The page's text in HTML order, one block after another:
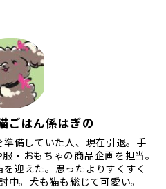
ごはん係はぎの
備していた人、現在引退。手
・おもちゃの商品企画を担当。
迎えた。思ったよりすくすく
中。犬も猫も総じて可愛い。